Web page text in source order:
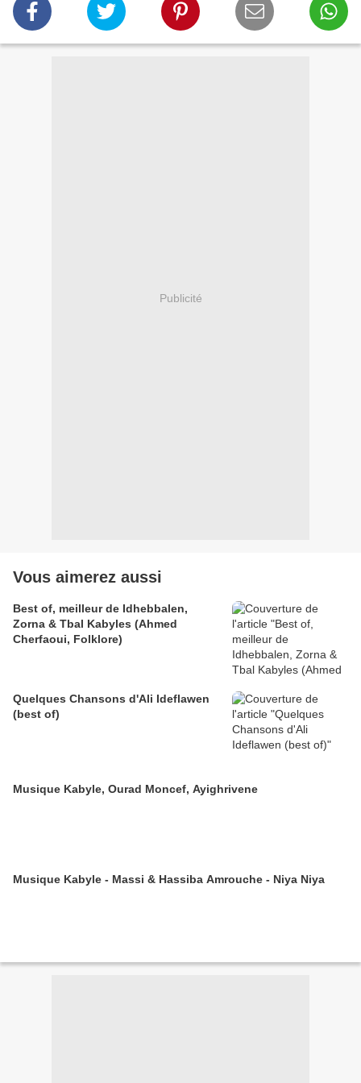
Publicité
Vous aimerez aussi
Best of, meilleur de Idhebbalen,
Zorna & Tbal Kabyles (Ahmed
Cherfaoui, Folklore)
Quelques Chansons d'Ali Ideflawen
(best of)
Musique Kabyle, Ourad Moncef, Ayighrivene
Musique Kabyle - Massi & Hassiba Amrouche - Niya Niya